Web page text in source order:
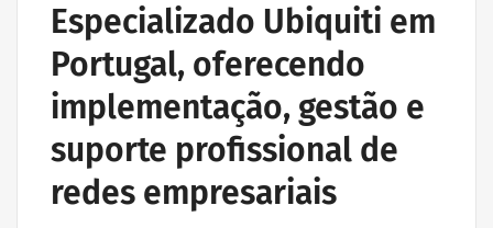
Especializado Ubiquiti em
Portugal, oferecendo
implementação, gestão e
suporte profissional de
redes empresariais